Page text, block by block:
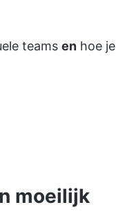
teams en hoe je
moeilijk